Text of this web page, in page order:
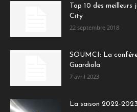
Top 10 des
City
22 septembre 2018
SOUMCI: La
Guardiola
7 avril 2023
La saison 2022-